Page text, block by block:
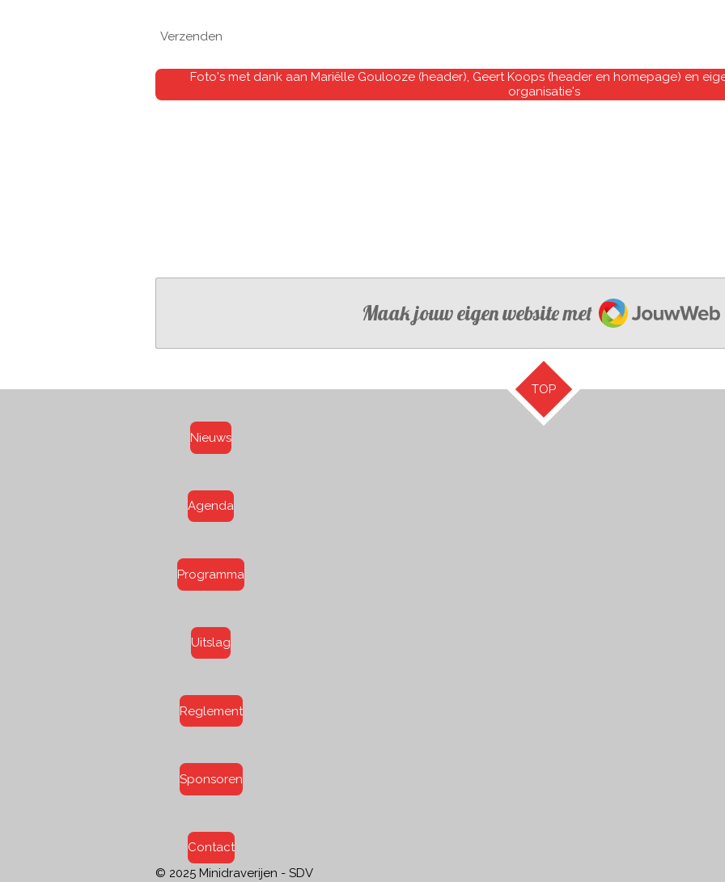
Verzenden
Foto's met dank aan Mariëlle Goulooze (header), Geert Koops (header en homepage) en
organisatie's
Maak jouw eigen website met JouwWeb
TOP
Nieuws
Agenda
Programma
Uitslag
Reglement
Sponsoren
Contact
© 2025 Minidraverijen - SDV